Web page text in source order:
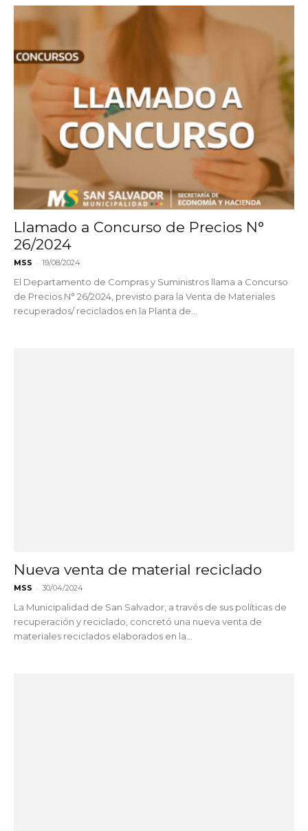
Llamado a Concurso de Precios N°
26/2024
MSS - 19/08/2024
El Departamento de Compras y Suministros llama a Concurso
de Precios N° 26/2024, previsto para la Venta de Materiales
recuperados/ reciclados en la Planta de...
Nueva venta de material reciclado
MSS - 30/04/2024
La Municipalidad de San Salvador, a través de sus políticas de
recuperación y reciclado, concretó una nueva venta de
materiales reciclados elaborados en la...